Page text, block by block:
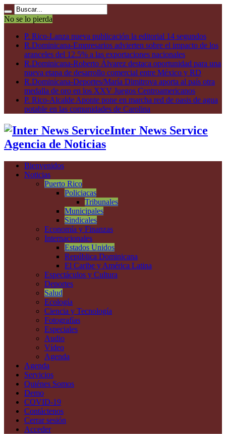
No se lo pierda
P. Rico-Lanza nueva publicación la editorial 14 segundos
R.Dominicana-Empresarios advierten sobre el impacto de los
aranceles del 12.5% a las exportaciones nacionales
R.Dominicana-Roberto Álvarez destaca oportunidad para una
nueva etapa de desarrollo comercial entre México y RD
R.Dominicana-Deportes/María Dimitrova aporta al país otra
medalla de oro en los XXV Juegos Centroamericanos
P. Rico-Alcalde Aponte pone en marcha red de oasis de agua
potable en las comunidades de Carolina
Inter News Service
Agencia de Noticias
Bienvenidos
Noticias
Puerto Rico
Policiacas
Tribunales
Municipales
Sindicales
Economía y Finanzas
Internacionales
Estados Unidos
República Dominicana
El Caribe y América Latina
Espectáculos y Cultura
Deportes
Salud
Ecología
Ciencia y Tecnología
Fotografías
Especiales
Audio
Vídeo
Agenda
Agenda
Servicios
Quiénes Somos
Demo
COVID-19
Contáctenos
Cerrar sesión
Acceder